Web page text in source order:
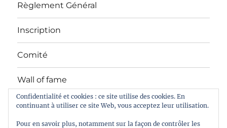
Règlement Général
Inscription
Comité
Wall of fame
Confidentialité et cookies : ce site utilise des cookies. En
continuant à utiliser ce site Web, vous acceptez leur utilisation.
Pour en savoir plus, notamment sur la façon de contrôler les